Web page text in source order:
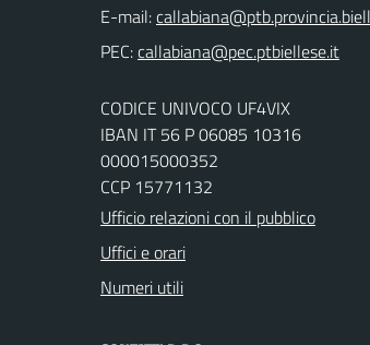
E-mail:
PEC:
CODICE UNIVOCO UF4VIX
IBAN IT 56 P 06085 10316
000015000352
CCP 15771132
Ufficio relazioni con il pubblico
Uffici e orari
Numeri utili